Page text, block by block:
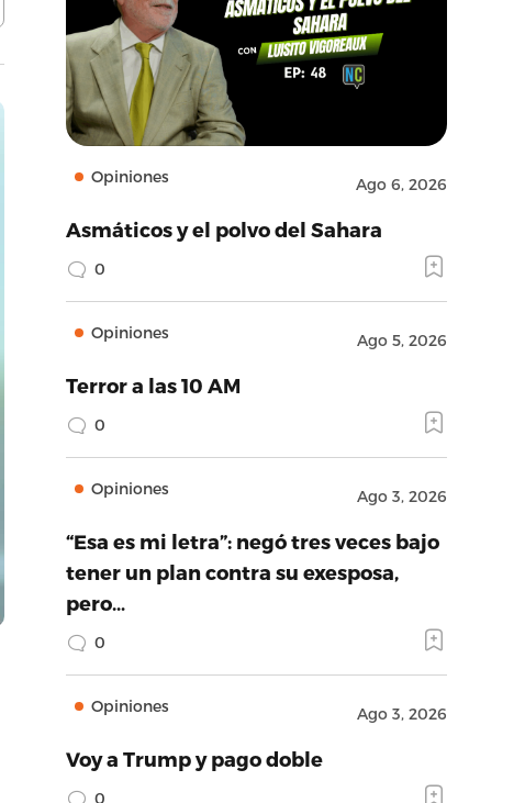
Opiniones Ago 6, 2026
Asmáticos y el polvo del Sahara
0
Opiniones Ago 5, 2026
Terror a las 10 AM
0
Opiniones Ago 3, 2026
“Esa es mi letra”: negó tres veces bajo
tener un plan contra su exesposa,
pero…
0
Opiniones Ago 3, 2026
Voy a Trump y pago doble
0